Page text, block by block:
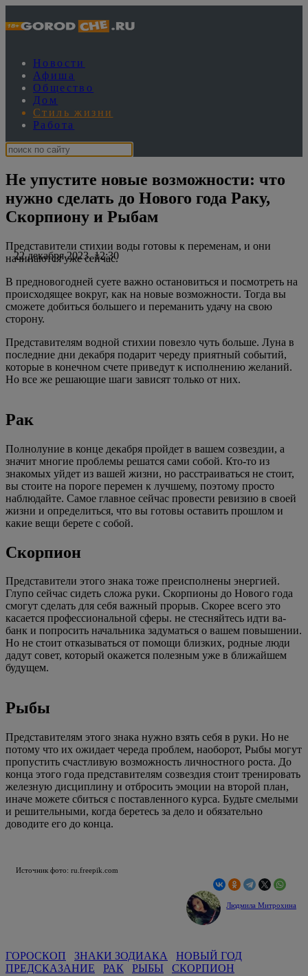
Новости
Афиша
Общество
Дом
Стиль жизни
Работа
Не упустите новые возможности: что
нужно сделать до Нового года Раку,
Скорпиону и Рыбам
22 декабря 2023, 12:30
Представители стихии воды готовы к переменам, и они
начинаются уже сейчас.
В предновогодней суете важно остановиться и посмотреть на
происходящее вокруг, как на новые возможности. Тогда вы
сможете добиться большего и переманить удачу на свою
сторону.
Представителям водной стихии повезло чуть больше. Луна в
последние дни декабря подарит череду приятный событий,
которые в конечном счете приведут к исполнению желаний.
Но все же решающие шаги зависят только от них.
Рак
Полнолуние в конце декабря пройдет в вашем созвездии, а
значит многие проблемы решатся сами собой. Кто-то из
знакомых уйдет из вашей жизни, но расстраиваться не стоит,
вы стоите на пороге перемен к лучшему, поэтому просто
наблюдайте. Самое главное сейчас провести ревизию в своей
жизни и определиться, что вы готовы оставить прошлом и
какие вещи берете с собой.
Скорпион
Представители этого знака тоже преисполнены энергией.
Глупо сейчас сидеть сложа руки. Скорпионы до Нового года
смогут сделать для себя важный прорыв. Скорее всего это
касается профессиональной сферы. не стесняйтесь идти ва-
банк и попросить начальника задуматься о вашем повышении.
Но не стоит отказываться от помощи близких, родные люди
дадут совет, который окажется полезным уже в ближайшем
будущем.
Рыбы
Представителям этого знака нужно взять себя в руки. Но не
потому что их ожидает череда проблем, наоборот, Рыбы могут
пропустить счастливую возможность личностного роста. До
конца этого года представителям созвездия стоит тренировать
железную дисциплину и отбросить эмоции на второй план,
иначе можете сбиться с поставленного курса. Будьте смелыми
и решительными, когда беретесь за дело и обязательно
доводите его до конца.
Источник фото: ru.freepik.com
Людмила Митрохина
ГОРОСКОП ЗНАКИ ЗОДИАКА
НОВЫЙ ГОД
ПРЕДСКАЗАНИЕ
РАК РЫБЫ СКОРПИОН